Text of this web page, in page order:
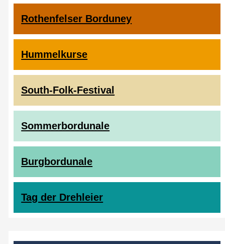
Rothenfelser Borduney
Hummelkurse
South-Folk-Festival
Sommerbordunale
Burgbordunale
Tag der Drehleier